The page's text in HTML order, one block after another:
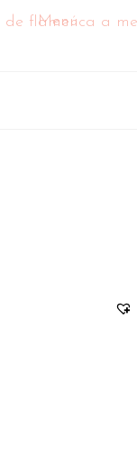
Menú